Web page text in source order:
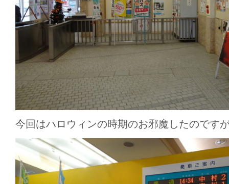
今回はハロウィンの時期のお邪魔したのです